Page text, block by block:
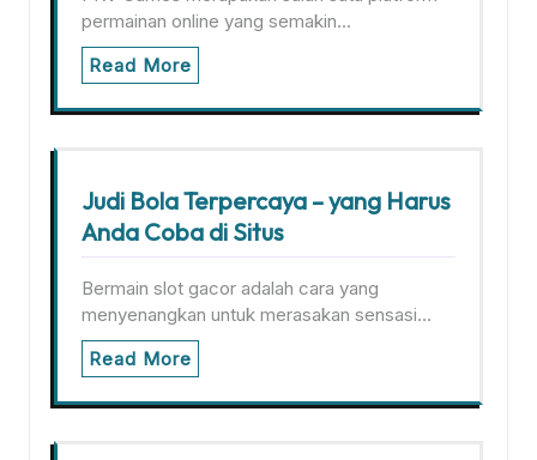
permainan online yang semakin…
Read More
Judi Bola Terpercaya – yang Harus
Anda Coba di Situs
Bermain slot gacor adalah cara yang
menyenangkan untuk merasakan sensasi…
Read More